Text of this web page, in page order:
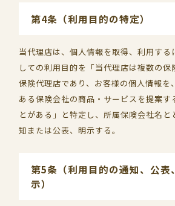
第4条（利用目的の特定）
当代理店は、個人情報を取得、利用する
しての利用目的を「当代理店は複数の保
保険代理店であり、お客様の個人情報を
ある保険会社の商品・サービスを提案す
とがある」と特定し、所属保険会社名と
知または公表、明示する。
第5条（利用目的の通知、公表
示）